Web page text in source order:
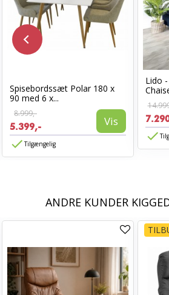
Spisebordssæt Polar 180 x
90 med 6 x...
8.999,-
5.399,- Vis
Tilgængelig
Lido
ANDRE KUNDER